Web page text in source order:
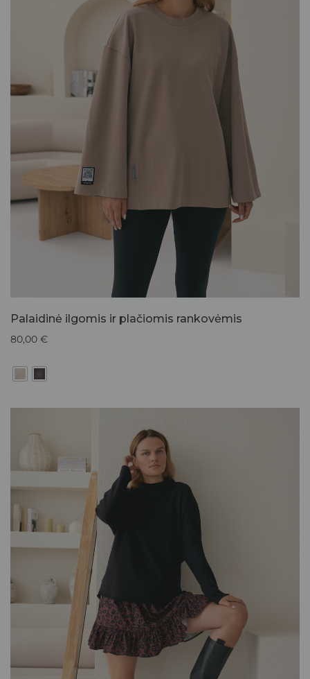
Palaidinė ilgomis ir plačiomis rankovėmis
80,00 €